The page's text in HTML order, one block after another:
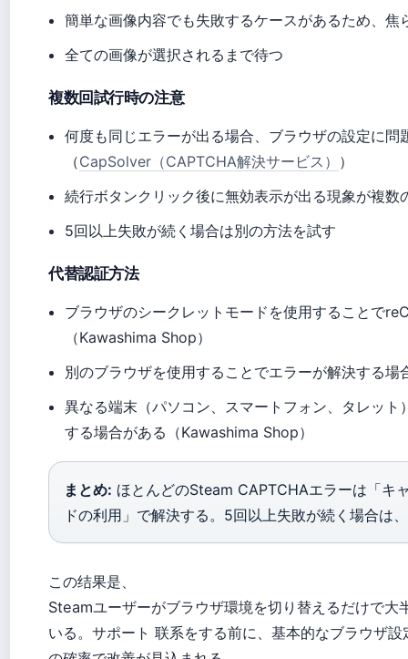
簡単な画像内容でも失敗するケースがあるため、焦
全ての画像が選択されるまで待つ
複数回試行時の注意
何度も同じエラーが出る場合、ブラウザの設定に問
（CapSolver（CAPTCHA解決サービス） ）
続行ボタンクリック後に無効表示が出る現象が複数
5回以上失敗が続く場合は別の方法を試す
代替認証方法
ブラウザのシークレットモードを使用することで
（Kawashima Shop）
別のブラウザを使用することでエラーが解決する
異なる端末（パソコン、スマートフォン、タレッ
する場合がある（Kawashima Shop）
まとめ: ほとんどのSteam CAPTCHAエラーは「キ
ドの利用」で解決する。5回以上失敗が続く場合は
この结果是、
Steamユーザーがブラウザ環境を切り替えるだけで
いる。サポート 联系をする前に、基本的なブラウザ